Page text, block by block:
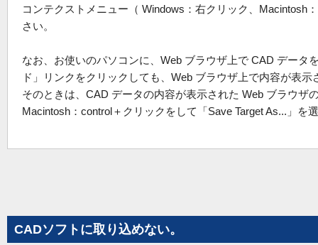
コンテクストメニュー（ Windows：右クリック、
さい。
なお、お使いのパソコンに、Web ブラウザ上で CAD デー
ド」リンクをクリックしても、Web ブラウザ上で内容が表
そのときは、CAD データの内容が表示された Web ブラウ
Macintosh：control＋クリックをして「Save Target As...」を
CADソフトに取り込めない。